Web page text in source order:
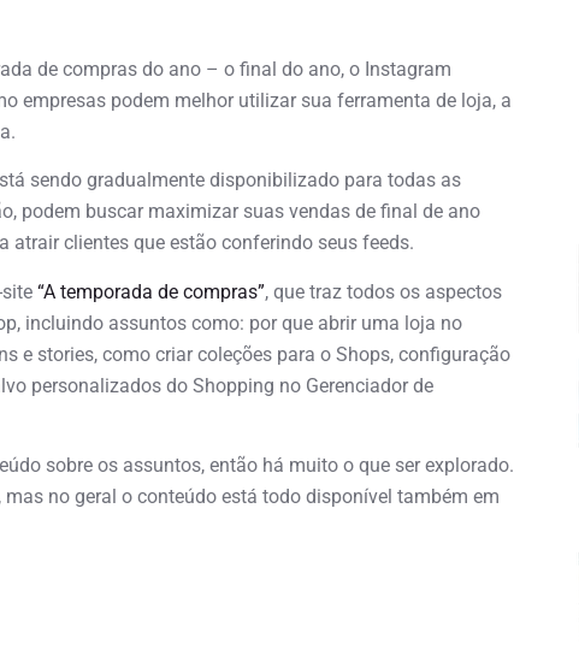
de compras do ano – o final do ano, o Instagram
empresas podem melhor utilizar sua ferramenta de loja, a
sendo gradualmente disponibilizado para todas as
podem buscar maximizar suas vendas de final de ano
clientes que estão conferindo seus feeds.
“A temporada de compras”, que traz todos os aspectos
incluindo assuntos como: por que abrir uma loja no
e stories, como criar coleções para o Shops, configuração
personalizados do Shopping no Gerenciador de
sobre os assuntos, então há muito o que ser explorado.
no geral o conteúdo está todo disponível também em